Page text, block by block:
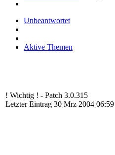
Unbeantwortet
Aktive Themen
! Wichtig ! - Patch 3.0.315
Letzter Eintrag 30 Mrz 2004